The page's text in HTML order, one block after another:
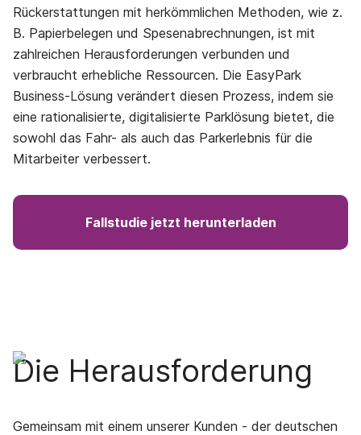
Rückerstattungen mit herkömmlichen Methoden, wie z.
B. Papierbelegen und Spesenabrechnungen, ist mit
zahlreichen Herausforderungen verbunden und
verbraucht erhebliche Ressourcen. Die EasyPark
Business-Lösung verändert diesen Prozess, indem sie
eine rationalisierte, digitalisierte Parklösung bietet, die
sowohl das Fahr- als auch das Parkerlebnis für die
Mitarbeiter verbessert.
Fallstudie jetzt herunterladen
Die Herausforderung
Gemeinsam mit einem unserer Kunden - der deutschen